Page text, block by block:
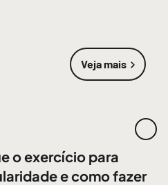
Veja mais
sobre
o exercício para
e como fazer